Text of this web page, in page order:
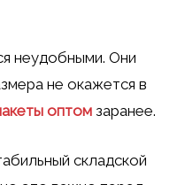
неудобными. Они
не окажется в
оптом заранее.
складской